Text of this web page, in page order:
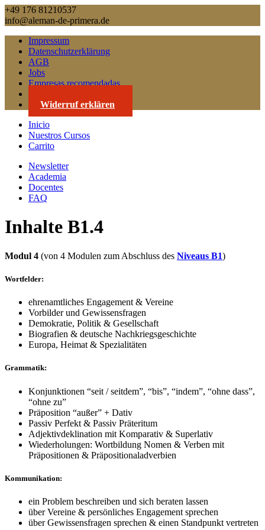
+49 176 81210537
info@aleman-de-primera.de
Impressum
Datenschutzerklärung
AGB
Jobs
Empresas recomendadas
Widerruf erklären
Inicio
Nuestros Cursos
Carrito
Newsletter
Academia
Docentes
FAQ
Inhalte B1.4
Modul 4 (von 4 Modulen zum Abschluss des Niveaus B1)
Wortfelder:
ehrenamtliches Engagement & Vereine
Vorbilder und Gewissensfragen
Demokratie, Politik & Gesellschaft
Biografien & deutsche Nachkriegsgeschichte
Europa, Heimat & Spezialitäten
Grammatik:
Konjunktionen “seit / seitdem”, “bis”, “indem”, “ohne dass”,
“ohne zu”
Präposition “außer” + Dativ
Passiv Perfekt & Passiv Präteritum
Adjektivdeklination mit Komparativ & Superlativ
Wiederholungen: Wortbildung Nomen & Verben mit
Präpositionen & Präpositionaladverbien
Kommunikation:
ein Problem beschreiben und sich beraten lassen
über Vereine & persönliches Engagement sprechen
über Gewissensfragen sprechen & einen Standpunkt vertreten